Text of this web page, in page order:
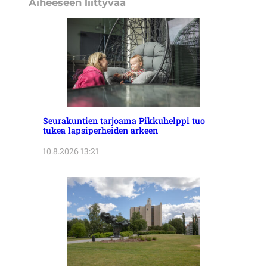
Seurakuntien tarjoama Pikkuhelppi tuo
tukea lapsiperheiden arkeen
10.8.2026 13:21